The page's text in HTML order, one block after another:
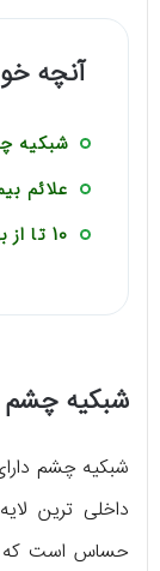
آنچه
شبکیه
علائم
10 تا از بهترین دکتر شبکیه در تهران را بشناسید!
شبکیه چشم
شبکیه چشم
داخلی ترین
حساس است که